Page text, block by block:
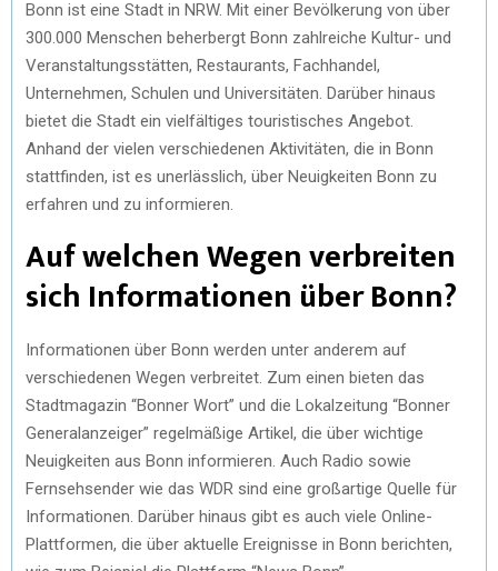
Bonn ist eine Stadt in NRW. Mit einer Bevölkerung von über
300.000 Menschen beherbergt Bonn zahlreiche Kultur- und
Veranstaltungsstätten, Restaurants, Fachhandel,
Unternehmen, Schulen und Universitäten. Darüber hinaus
bietet die Stadt ein vielfältiges touristisches Angebot.
Anhand der vielen verschiedenen Aktivitäten, die in Bonn
stattfinden, ist es unerlässlich, über Neuigkeiten Bonn zu
erfahren und zu informieren.
Auf welchen Wegen verbreiten
sich Informationen über Bonn?
Informationen über Bonn werden unter anderem auf
verschiedenen Wegen verbreitet. Zum einen bieten das
Stadtmagazin “Bonner Wort” und die Lokalzeitung “Bonner
Generalanzeiger” regelmäßige Artikel, die über wichtige
Neuigkeiten aus Bonn informieren. Auch Radio sowie
Fernsehsender wie das WDR sind eine großartige Quelle für
Informationen. Darüber hinaus gibt es auch viele Online-
Plattformen, die über aktuelle Ereignisse in Bonn berichten,